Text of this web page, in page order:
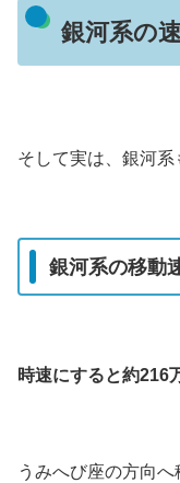
銀河系の
そして実は、銀河系
銀河系の移動
時速にすると約216
うみへび座の方向へ